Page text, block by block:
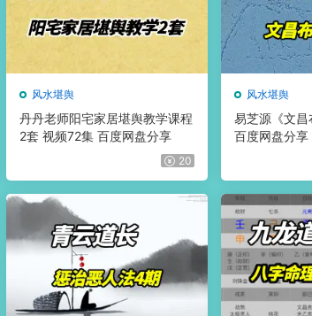
风水堪舆
丹丹老师阳宅家居堪舆教学课程
2套 视频72集 百度网盘分享
20
风水堪舆
易芝源《文
百度网盘分享